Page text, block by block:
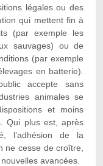
légales ou des
qui mettent fin à
(par exemple les
sauvages) ou de
(par exemple
en batterie).
accepte sans
animales se
et moins
Qui plus est, après
l’adhésion de la
ne cesse de croître,
avancées.